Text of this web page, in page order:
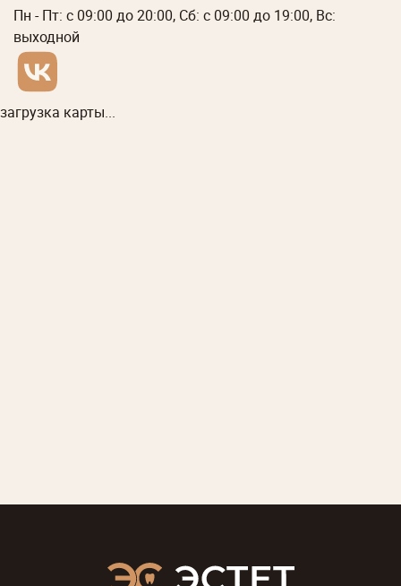
Пн - Пт: с 09:00 до 20:00, Сб: с 09:00 до 19:00, Вс:
выходной
загрузка карты...